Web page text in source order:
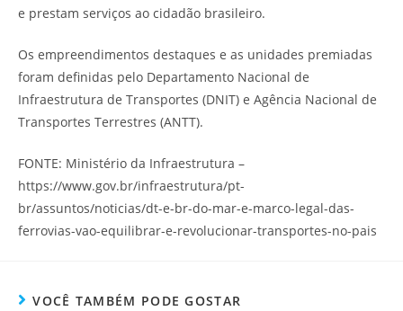
e prestam serviços ao cidadão brasileiro.
Os empreendimentos destaques e as unidades premiadas
foram definidas pelo Departamento Nacional de
Infraestrutura de Transportes (DNIT) e Agência Nacional de
Transportes Terrestres (ANTT).
FONTE: Ministério da Infraestrutura –
https://www.gov.br/infraestrutura/pt-
br/assuntos/noticias/dt-e-br-do-mar-e-marco-legal-das-
ferrovias-vao-equilibrar-e-revolucionar-transportes-no-pais
VOCÊ TAMBÉM PODE GOSTAR